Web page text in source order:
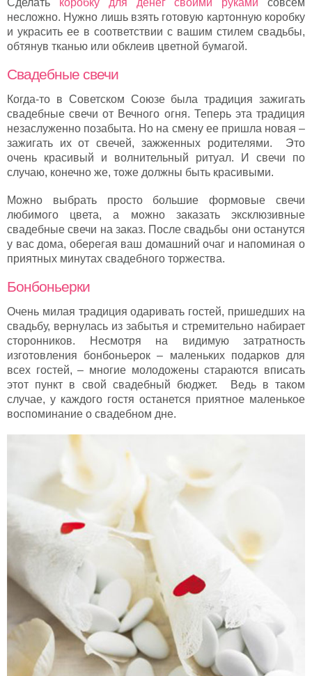
несложно. Нужно лишь взять готовую картонную коробку
и украсить ее в соответствии с вашим стилем свадьбы,
обтянув тканью или обклеив цветной бумагой.
Свадебные свечи
Когда-то в Советском Союзе была традиция зажигать
свадебные свечи от Вечного огня. Теперь эта традиция
незаслуженно позабыта. Но на смену ее пришла новая –
зажигать их от свечей, зажженных родителями. Это
очень красивый и волнительный ритуал. И свечи по
случаю, конечно же, тоже должны быть красивыми.
Можно выбрать просто большие формовые свечи
любимого цвета, а можно заказать эксклюзивные
свадебные свечи на заказ. После свадьбы они останутся
у вас дома, оберегая ваш домашний очаг и напоминая о
приятных минутах свадебного торжества.
Бонбоньерки
Очень милая традиция одаривать гостей, пришедших на
свадьбу, вернулась из забытья и стремительно набирает
сторонников. Несмотря на видимую затратность
изготовления бонбоньерок – маленьких подарков для
всех гостей, – многие молодожены стараются вписать
этот пункт в свой свадебный бюджет. Ведь в таком
случае, у каждого гостя останется приятное маленькое
воспоминание о свадебном дне.